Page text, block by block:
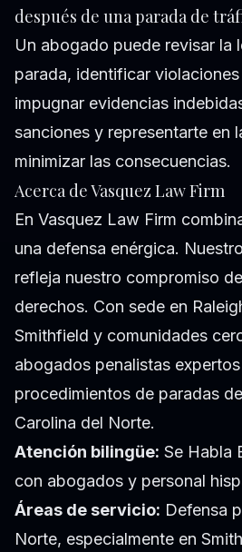
después de una parada de
Un abogado puede revisar la
parada, identificar
impugnar evidencias
sanciones y representarte en
minimizar las consecuencias.
Acerca de Vasquez Law Firm
En Vasquez Law Firm
una defensa enérgica.
refleja nuestro compromiso
derechos. Con sede en
Smithfield y comunidades
abogados penalistas
procedimientos de paradas
Carolina del Norte.
Atención bilingüe: Se Habla
con abogados y personal
Áreas de servicio: Defensa
Norte, especialmente en